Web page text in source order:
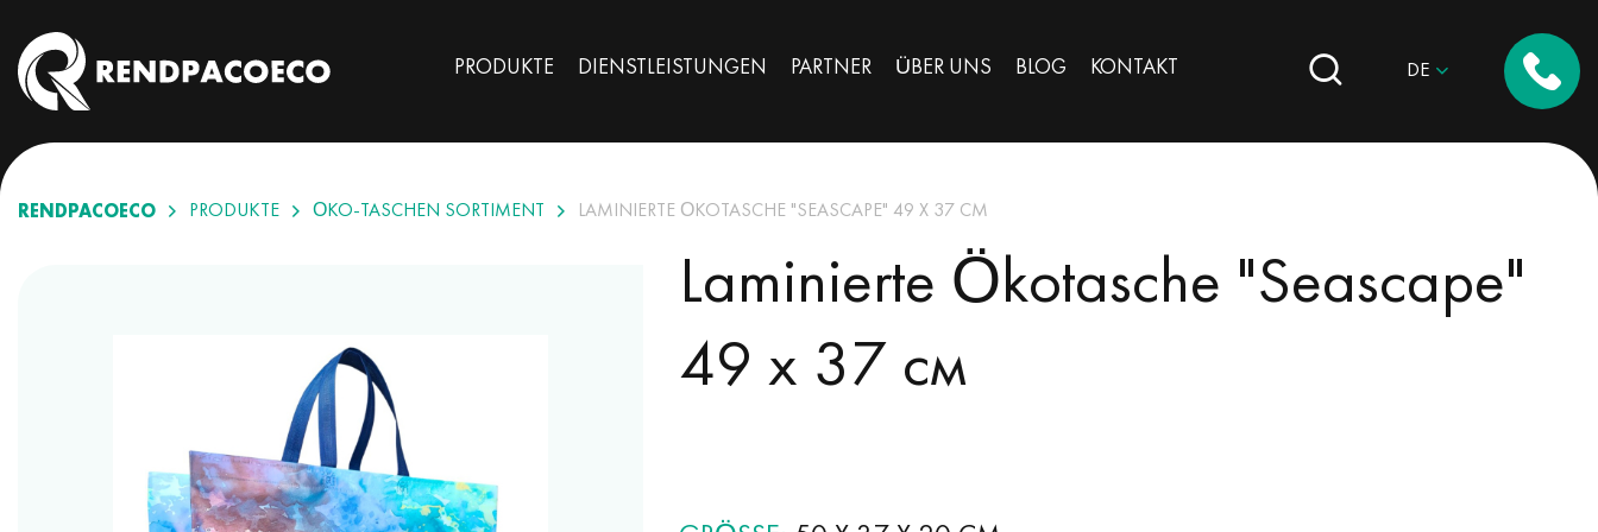
PRODUKTE DIENSTLEISTUNGEN PARTNER ÜBER UNS BLOG KONTAKT DE
RENDPACOECO PRODUKTE ÖKO-TASCHEN SORTIMENT LAMINIERTE ÖKOTASCHE "SEASCAPE" 49 Х 37 СМ
Laminierte Ökotasche "Seascape"
49 х 37 см